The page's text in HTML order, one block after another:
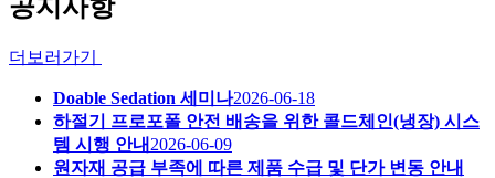
공지사항
더보러가기
Doable Sedation 세미나2026-06-18
하절기 프로포폴 안전 배송을 위한 콜드체인(냉장) 시스
템 시행 안내 2026-06-09
원자재 공급 부족에 따른 제품 수급 및 단가 변동 안내